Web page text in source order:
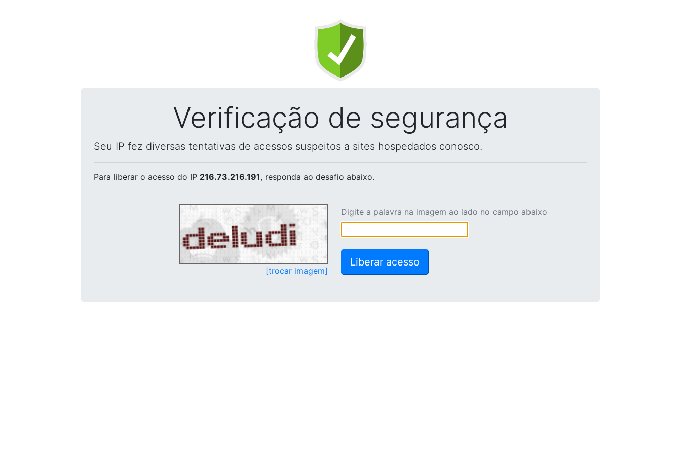
Verificação de segurança
Seu IP fez diversas tentativas de acessos suspeitos a sites hospedados conosco.
Para liberar o acesso do IP 216.73.216.191, responda ao desafio abaixo.
[trocar imagem]
Digite a palavra na imagem ao lado no campo abaixo